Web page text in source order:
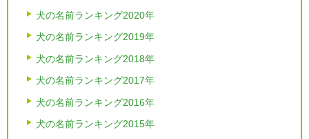
犬の名前ランキング2020年
犬の名前ランキング2019年
犬の名前ランキング2018年
犬の名前ランキング2017年
犬の名前ランキング2016年
犬の名前ランキング2015年